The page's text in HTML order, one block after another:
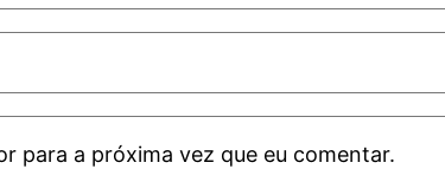
para a próxima vez que eu comentar.